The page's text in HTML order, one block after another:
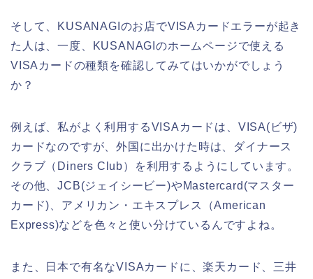
そして、KUSANAGIのお店でVISAカードエラーが起き
た人は、一度、KUSANAGIのホームページで使える
VISAカードの種類を確認してみてはいかがでしょう
か？
例えば、私がよく利用するVISAカードは、VISA(ビザ)
カードなのですが、外国に出かけた時は、ダイナース
クラブ（Diners Club）を利用するようにしています。
その他、JCB(ジェイシービー)やMastercard(マスター
カード)、アメリカン・エキスプレス（American
Express)などを色々と使い分けているんですよね。
また、日本で有名なVISAカードに、楽天カード、三井